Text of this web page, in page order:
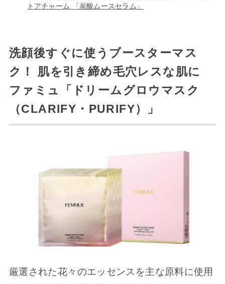
トアチャーム 「炭酸ムースセラム」
洗顔後すぐに使うブースターマス
ク！ 肌を引き締め毛穴レスな肌に
ファミュ「ドリームグロウマスク
（CLARIFY・PURIFY）」
厳選された花々のエッセンスを主な原料に使用